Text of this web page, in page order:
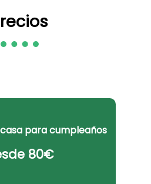
para cumpleaños
80€